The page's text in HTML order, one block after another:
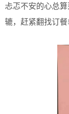
忐忑不安的心总
辘，赶紧翻找订餐